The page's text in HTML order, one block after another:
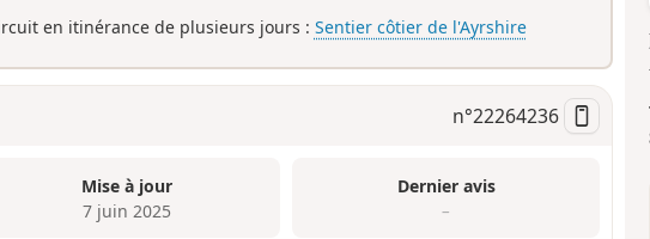
en itinérance de plusieurs jours : Sentier côtier de l'Ayrshire
n°22264236
Mise à jour
7 juin 2025
Dernier avis
–